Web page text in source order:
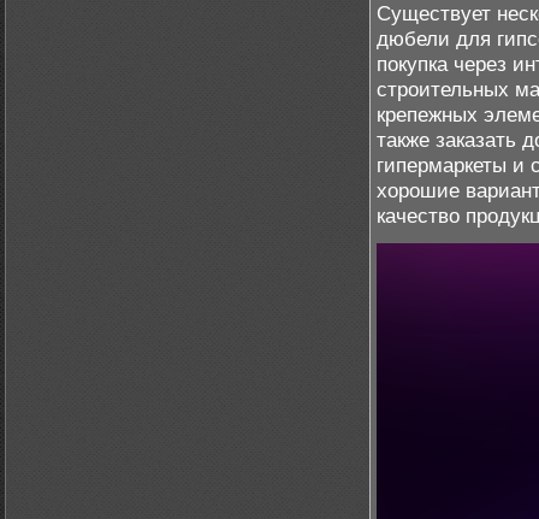
Существует
дюбели для
покупка через
строительных
крепежных
также заказать
гипермаркеты и
хорошие
качество